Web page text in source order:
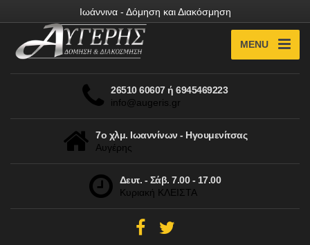
Ιωάννινα - Δόμηση και Διακόσμηση
MENU
26510 60607 ή 6945469223
info@augeris.gr
7ο χλμ. Ιωαννίνων - Ηγουμενίτσας
Αυγέρης
Δευτ. - Σάβ. 7.00 - 17.00
Κυριακή ΚΛΕΙΣΤΑ